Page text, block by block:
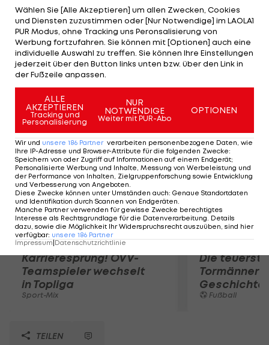
steigen aber dank 4:0 im Hinspiel auf. Die Tore für
die Gastgeber erzielen Mujagic (7.) und Hajdarevic
(27.), Hödl sorgt für Erleichterung (82.). In Runde
zwei des Meisterschaftsweges wartet nun
Besiktas Istanbul oder FK Aktobe (Hinspiel in der
Türkei: 2:0).
Mehr zum Thema
Karrieresprung! ÖVV-
Teamspieler wechselt
in Topliga
Sport-Mix
Die
Tormänner
Geschichte
Fußball
TEILEN
Wählen Sie [Alle Akzeptieren] um allen Zwecken, Cookies
und Diensten zuzustimmen oder [Nur Notwendige] im LAOLA1
PUR Modus, ohne Tracking uns Peronsalisierung von
Werbung fortzufahren. Sie können mit [Optionen] auch eine
individuelle Auswahl zu treffen. Sie können Ihre Einstellungen
jederzeit über den Button links unten bzw. über den Link in
der Fußzeile anpassen.
ALLE
AKZEPTIEREN
Tracking und
Personalisierung
NUR
NOTWENDIGE
Weiter mit PUR-Abo
OPTIONEN
Wir und unsere 186 Partner verarbeiten personenbezogene Daten, wie
Ihre IP-Adresse und Browser-Attribute für die folgenden Zwecke:
Speichern von oder Zugriff auf Informationen auf einem Endgerät;
Personalisierte Werbung und Inhalte, Messung von Werbeleistung und
der Performance von Inhalten, Zielgruppenforschung sowie Entwicklung
und Verbesserung von Angeboten.
Diese Zwecke können unter Umständen auch: Genaue Standortdaten
und Identifikation durch Scannen von Endgeräten.
Manche Partner verwenden für gewisse Zwecke berechtigtes
Interesse als Rechtsgrundlage für die Datenverarbeitung. Details
dazu, sowie die Möglichkeit Ihr Widerspruchsrecht auszuüben, sind hier
verfügbar: unsere 186 Partner
Impressum Datenschutzrichtlinie